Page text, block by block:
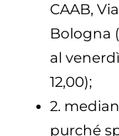
CAAB,
Bologna
al
12,00);
2.
purché